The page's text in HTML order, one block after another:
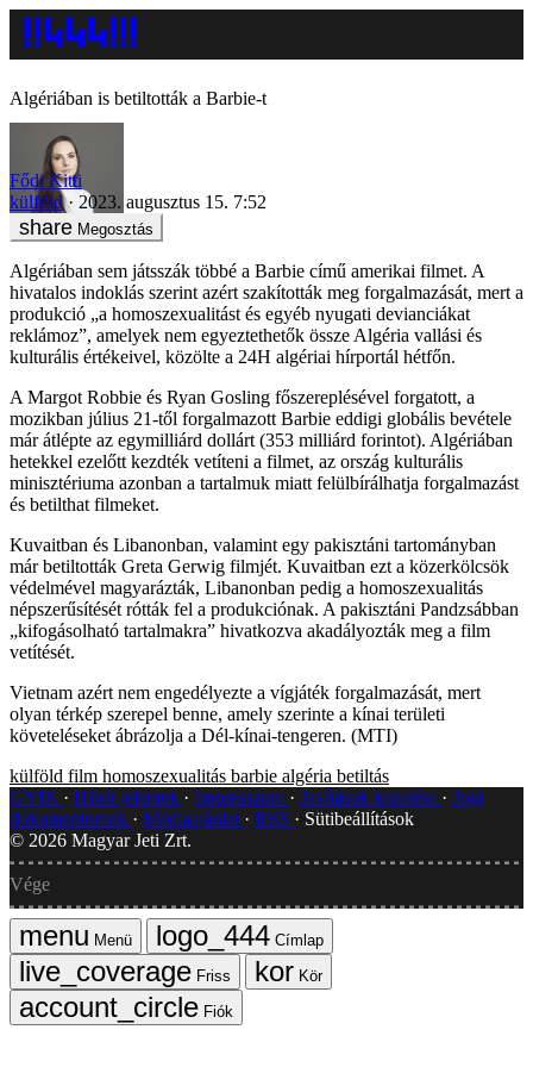
Algériában is betiltották a Barbie-t
Fődi Kitti
külföld
2023. augusztus 15. 7:52
Megosztás
Algériában sem játsszák többé a Barbie című amerikai filmet. A
hivatalos indoklás szerint azért szakították meg forgalmazását, mert a
produkció „a homoszexualitást és egyéb nyugati devianciákat
reklámoz”, amelyek nem egyeztethetők össze Algéria vallási és
kulturális értékeivel, közölte a 24H algériai hírportál hétfőn.
A Margot Robbie és Ryan Gosling főszereplésével forgatott, a
mozikban július 21-től forgalmazott Barbie eddigi globális bevétele
már átlépte az egymilliárd dollárt (353 milliárd forintot). Algériában
hetekkel ezelőtt kezdték vetíteni a filmet, az ország kulturális
minisztériuma azonban a tartalmuk miatt felülbírálhatja forgalmazást
és betilthat filmeket.
Kuvaitban és Libanonban, valamint egy pakisztáni tartományban
már betiltották Greta Gerwig filmjét. Kuvaitban ezt a közerkölcsök
védelmével magyarázták, Libanonban pedig a homoszexualitás
népszerűsítését rótták fel a produkciónak. A pakisztáni Pandzsábban
„kifogásolható tartalmakra” hivatkozva akadályozták meg a film
vetítését.
Vietnam azért nem engedélyezte a vígjáték forgalmazását, mert
olyan térkép szerepel benne, amely szerinte a kínai területi
követeléseket ábrázolja a Dél-kínai-tengeren. (MTI)
külföld film homoszexualitás barbie algéria betiltás
GYIK
Hibát jelentek Impresszum Javítások kezelése
Jogi
dokumentumok
Médiaajánlat RSS
Sütibeállítások
© 2026 Magyar Jeti Zrt.
Vége
Menü
Címlap
Friss
Kör
Fiók